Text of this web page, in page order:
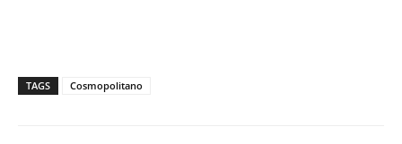
TAGS Cosmopolitano